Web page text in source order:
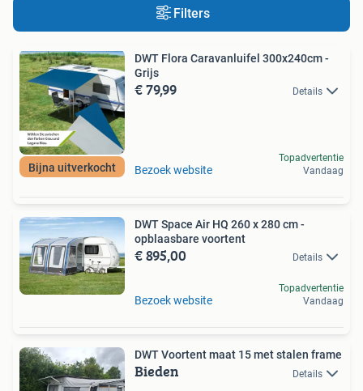
Filters
Bijna uitverkocht
DWT Flora Caravanluifel 300x240cm -
Grijs
€ 79,99 Details
Bezoek website
Topadvertentie
Vandaag
DWT Space Air HQ 260 x 280 cm -
opblaasbare voortent
€ 895,00 Details
Bezoek website
Topadvertentie
Vandaag
DWT Voortent maat 15 met stalen frame
Bieden Details